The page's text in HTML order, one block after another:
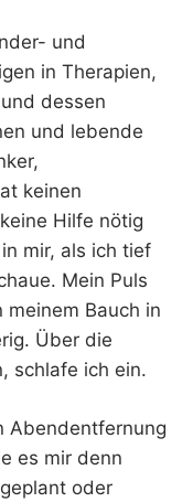
und
in Therapien,
dessen
und lebende
keinen
Hilfe nötig
mir, als ich tief
Mein Puls
Bauch in
Über die
schlafe ich ein.
Abendentfernung
es mir denn
oder